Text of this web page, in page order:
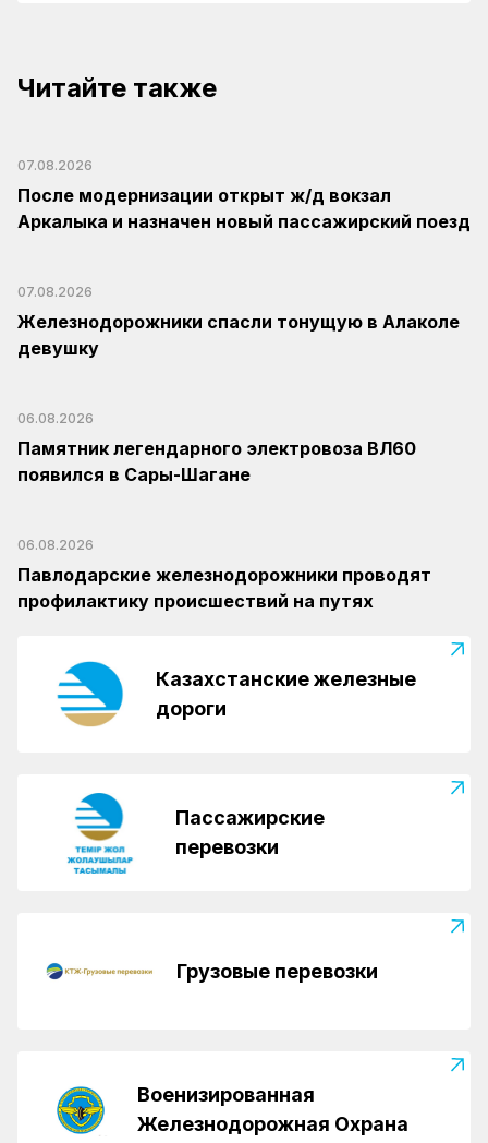
Читайте также
07.08.2026
После модернизации открыт ж/д вокзал
Аркалыка и назначен новый пассажирский поезд
07.08.2026
Железнодорожники спасли тонущую в Алаколе
девушку
06.08.2026
Памятник легендарного электровоза ВЛ60
появился в Сары-Шагане
06.08.2026
Павлодарские железнодорожники проводят
профилактику происшествий на путях
Казахстанские железные
дороги
Пассажирские
перевозки
Грузовые перевозки
Военизированная
Железнодорожная Охрана